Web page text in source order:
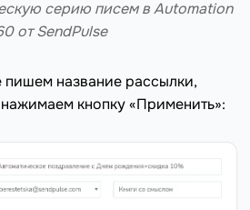
серию писем в Automation
от SendPulse
название рассылки,
кнопку «Применить»: